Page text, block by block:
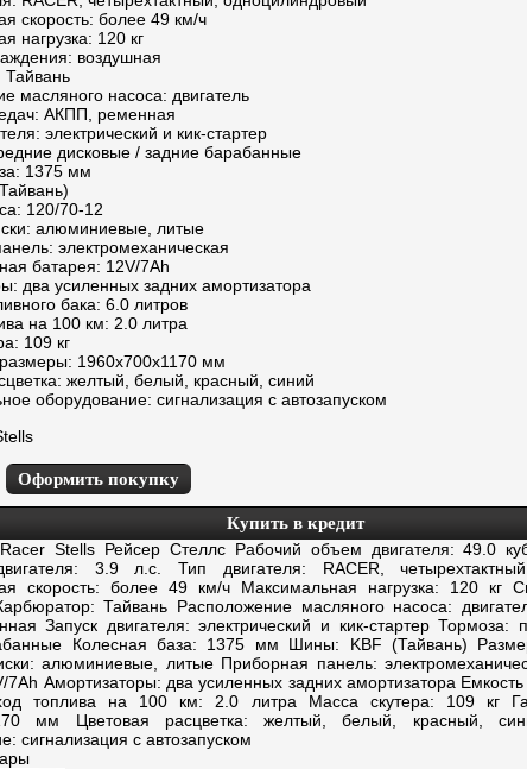
скорость: более 49 км/ч
нагрузка: 120 кг
воздушная
Тайвань
масляного насоса: двигатель
АКПП, ременная
электрический и кик-стартер
дисковые / задние барабанные
1375 мм
120/70-12
алюминиевые, литые
электромеханическая
батарея: 12V/7Ah
два усиленных задних амортизатора
бака: 6.0 литров
на 100 км: 2.0 литра
109 кг
1960x700x1170 мм
желтый, белый, красный, синий
оборудование: сигнализация с автозапуском
Оформить покупку
Купить в кредит
Stells Рейсер Стеллс Рабочий объем двигателя: 49.0
3.9 л.с. Тип двигателя: RACER,
скорость: более 49 км/ч Максимальная нагрузка: 120 кг
Тайвань Расположение масляного насоса:
Запуск двигателя: электрический и кик-стартер Тормоза:
Колесная база: 1375 мм Шины: KBF (Тайвань)
алюминиевые, литые Приборная панель:
7Ah Амортизаторы: два усиленных задних амортизатора
топлива на 100 км: 2.0 литра Масса скутера: 109 кг
мм Цветовая расцветка: желтый, белый, красный,
сигнализация с автозапуском